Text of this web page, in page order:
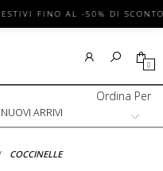
FINO AL -50% DI
0
Ordina Per
COCCINELLE